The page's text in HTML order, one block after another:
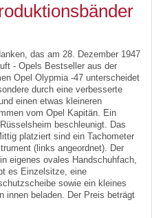
das am 28. Dezember 1947
- Opels Bestseller aus der
Opel Olypmia -47 unterscheidet
durch eine verbesserte
einen etwas kleineren
vom Opel Kapitän. Ein
beschleunigt. Das
platziert sind ein Tachometer
(links angeordnet). Der
eigenes ovales Handschuhfach,
es Einzelsitze, eine
sowie ein kleines
innen beladen. Der Preis beträgt